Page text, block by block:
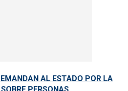
AL ESTADO POR LA